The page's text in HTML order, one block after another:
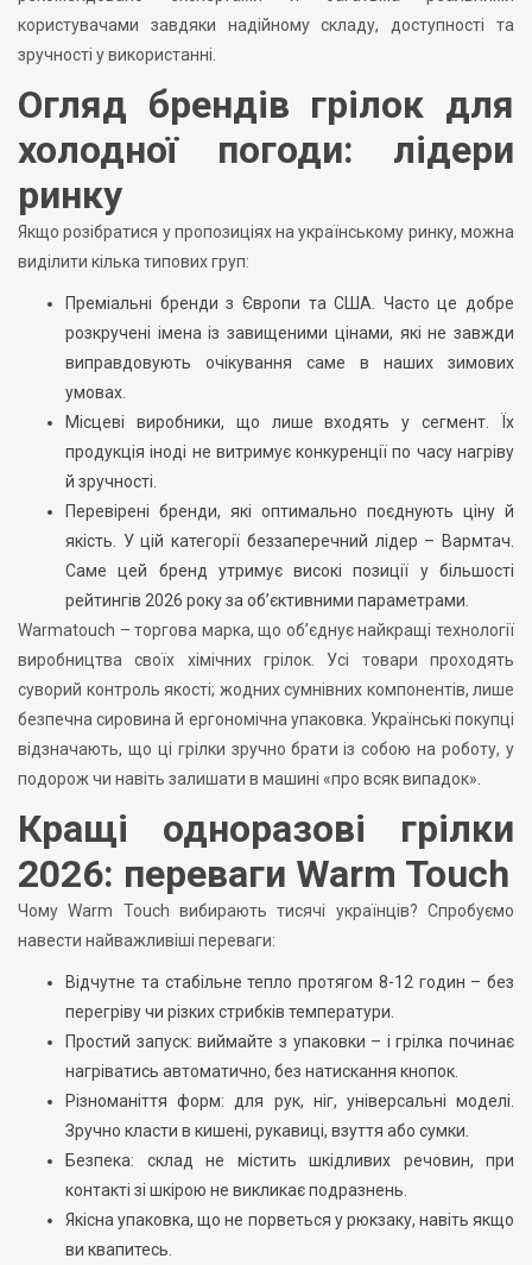
користувачами завдяки надійному складу, доступності та
зручності у використанні.
Огляд брендів грілок для
холодної погоди: лідери
ринку
Якщо розібратися у пропозиціях на українському ринку, можна
виділити кілька типових груп:
Преміальні бренди з Європи та США. Часто це добре
розкручені імена із завищеними цінами, які не завжди
виправдовують очікування саме в наших зимових
умовах.
Місцеві виробники, що лише входять у сегмент. Їх
продукція іноді не витримує конкуренції по часу нагріву
й зручності.
Перевірені бренди, які оптимально поєднують ціну й
якість. У цій категорії беззаперечний лідер – Вармтач.
Саме цей бренд утримує високі позиції у більшості
рейтингів 2026 року за об’єктивними параметрами.
Warmatouch – торгова марка, що об’єднує найкращі технології
виробництва своїх хімічних грілок. Усі товари проходять
суворий контроль якості; жодних сумнівних компонентів, лише
безпечна сировина й ергономічна упаковка. Українські покупці
відзначають, що ці грілки зручно брати із собою на роботу, у
подорож чи навіть залишати в машині «про всяк випадок».
Кращі одноразові грілки
2026: переваги Warm Touch
Чому Warm Touch вибирають тисячі українців? Спробуємо
навести найважливіші переваги:
Відчутне та стабільне тепло протягом 8-12 годин – без
перегріву чи різких стрибків температури.
Простий запуск: виймайте з упаковки – і грілка починає
нагріватись автоматично, без натискання кнопок.
Різноманіття форм: для рук, ніг, універсальні моделі.
Зручно класти в кишені, рукавиці, взуття або сумки.
Безпека: склад не містить шкідливих речовин, при
контакті зі шкірою не викликає подразнень.
Якісна упаковка, що не порветься у рюкзаку, навіть якщо
ви квапитесь.